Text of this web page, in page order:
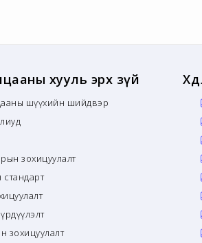
хууль эрх зүй
шүүхийн шийдвэр
зохицуулалт
зохицуулалт